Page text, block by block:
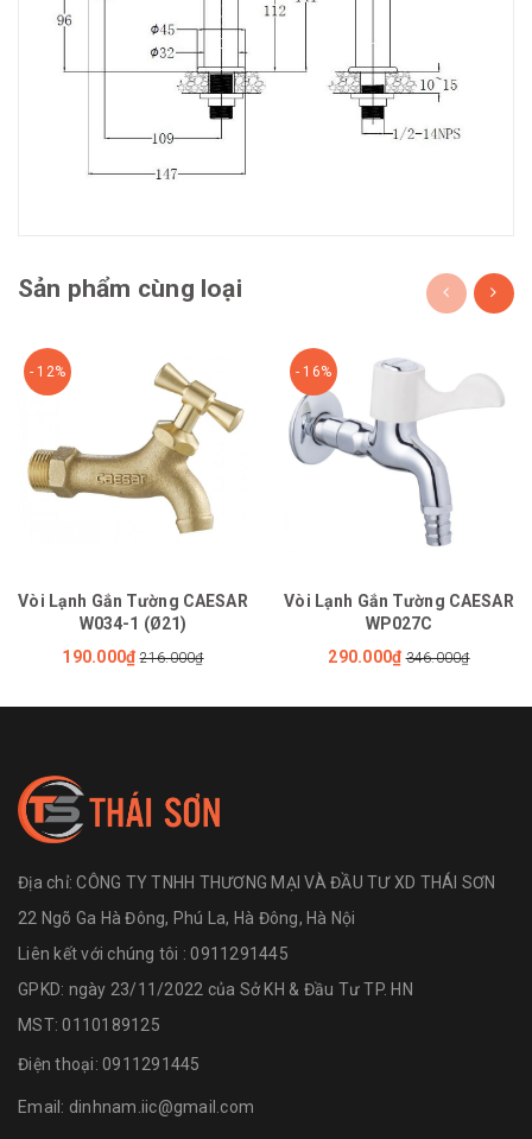
Sản phẩm cùng loại
- 12%
Vòi Lạnh Gắn Tường CAESAR
W034-1 (Ø21)
190.000₫ 216.000₫
- 16%
Vòi Lạnh Gắn Tường CAESAR
WP027C
290.000₫ 346.000₫
Địa chỉ:CÔNG TY TNHH THƯƠNG MẠI VÀ ĐẦU TƯ XD THÁI SƠN
22 Ngõ Ga Hà Đông, Phú La, Hà Đông, Hà Nội
Liên kết với chúng tôi : 0911291445
GPKD: ngày 23/11/2022 của Sở KH & Đầu Tư TP. HN
MST: 0110189125
Điện thoại: 0911291445
Email: dinhnam.iic@gmail.com